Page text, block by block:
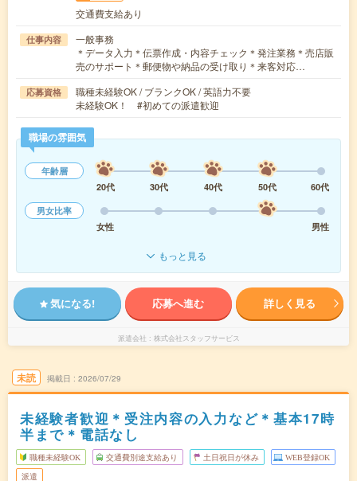
交通費支給あり
仕事内容
一般事務
＊データ入力＊伝票作成・内容チェック＊発注業務＊売店販
売のサポート＊郵便物や納品の受け取り＊来客対応…
応募資格
職種未経験OK / ブランクOK / 英語力不要
未経験OK！ #初めての派遣歓迎
職場の雰囲気
年齢層
20代
30代 40代 50代
60代
男女比率
女性
男性
もっと見る
気になる! 応募へ進む 詳しく見る
派遣会社 株式会社スタッフサービス
未読 掲載日 2026/07/29
未経験者歓迎＊受注内容の入力など＊基本17時
半まで＊電話なし
職種未経験OK 交通費別途支給あり 土日祝日が休み WEB登録OK
派遣